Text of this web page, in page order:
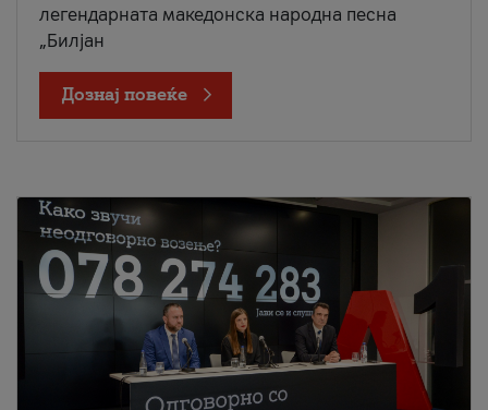
легендарната македонска народна песна
„Билјан
Дознај повеќе